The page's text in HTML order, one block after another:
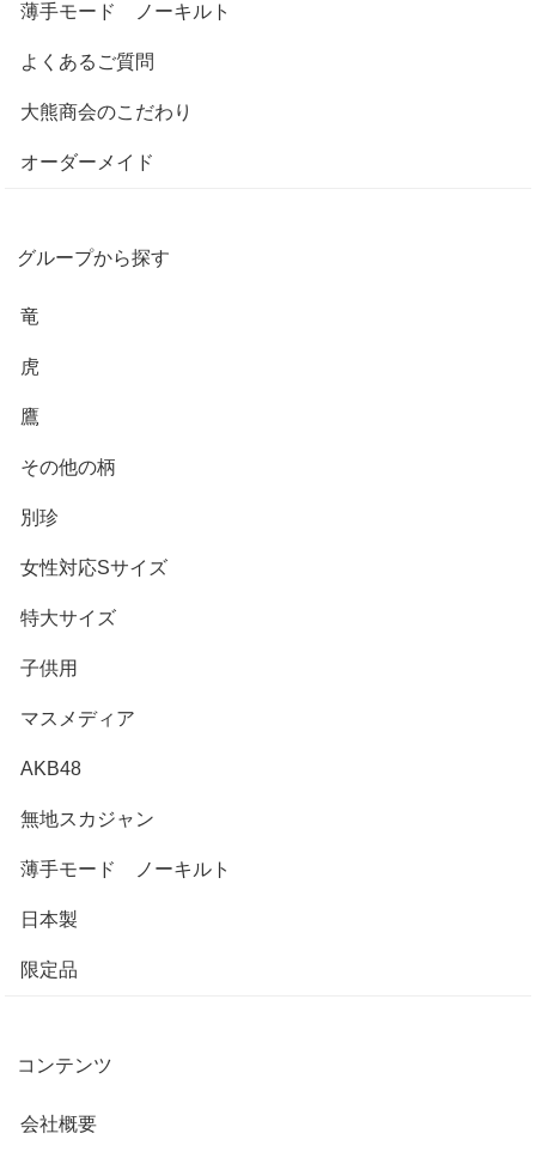
薄手モード ノーキルト
よくあるご質問
大熊商会のこだわり
オーダーメイド
グループから探す
竜
虎
鷹
その他の柄
別珍
女性対応Sサイズ
特大サイズ
子供用
マスメディア
AKB48
無地スカジャン
薄手モード ノーキルト
日本製
限定品
コンテンツ
会社概要